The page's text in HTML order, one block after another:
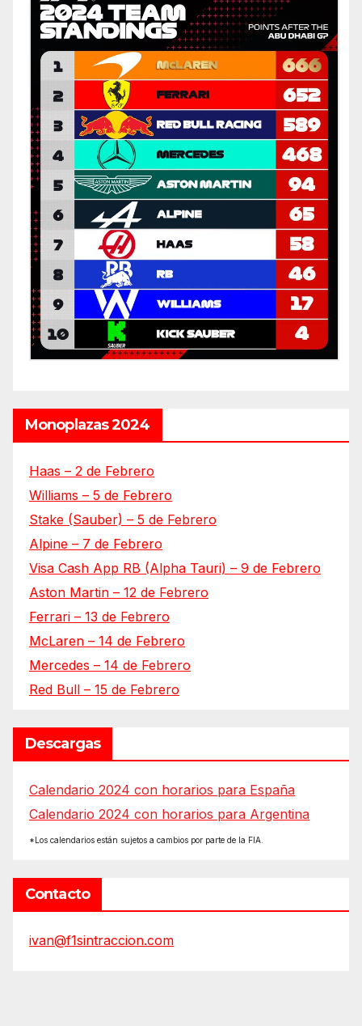
Monoplazas 2024
Haas – 2 de Febrero
Williams – 5 de Febrero
Stake (Sauber) – 5 de Febrero
Alpine – 7 de Febrero
Visa Cash App RB (Alpha Tauri) – 9 de Febrero
Aston Martin – 12 de Febrero
Ferrari – 13 de Febrero
McLaren – 14 de Febrero
Mercedes – 14 de Febrero
Red Bull – 15 de Febrero
Descargas
Calendario 2024 con horarios para España
Calendario 2024 con horarios para Argentina
*Los calendarios están sujetos a cambios por parte de la FIA.
Contacto
ivan@f1sintraccion.com